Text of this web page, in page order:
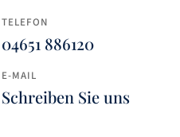
TELEFON
04651 886120
E-MAIL
Schreiben Sie uns